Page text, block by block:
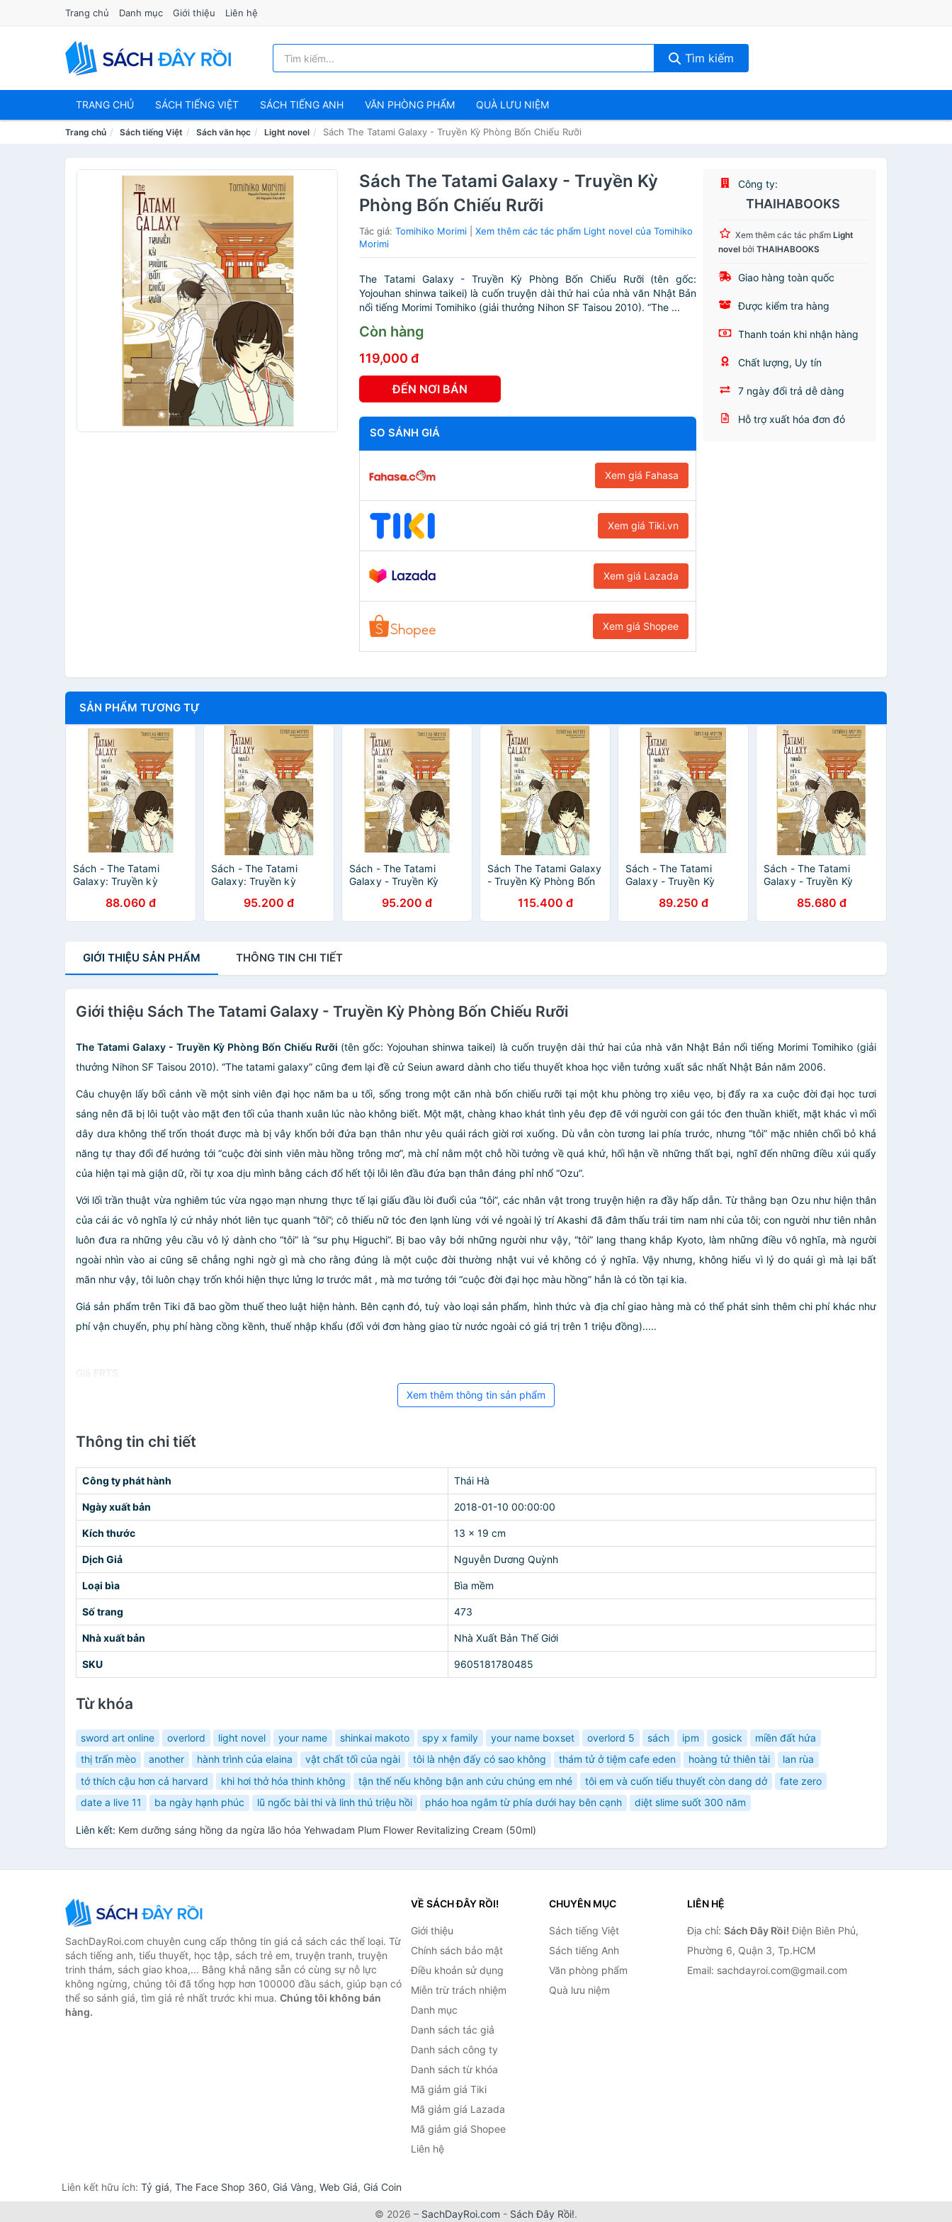
Trang chủ Danh mục Giới thiệu Liên hệ
Tìm kiếm
TRANG CHỦ SÁCH TIẾNG VIỆT SÁCH TIẾNG ANH VĂN PHÒNG PHẨM QUÀ LƯU NIỆM
Trang chủ Sách tiếng Việt Sách văn học Light novel Sách The Tatami Galaxy - Truyền Kỳ Phòng Bốn Chiếu Rưỡi
Sách The Tatami Galaxy - Truyền Kỳ
Phòng Bốn Chiếu Rưỡi
Tác giả:Tomihiko Morimi |Xem thêm các tác phẩm Light novel của Tomihiko
Morimi
The Tatami Galaxy - Truyền Kỳ Phòng Bốn Chiếu Rưỡi (tên gốc:
Yojouhan shinwa taikei) là cuốn truyện dài thứ hai của nhà văn Nhật Bản
nổi tiếng Morimi Tomihiko (giải thưởng Nihon SF Taisou 2010). “The ...
Còn hàng
119,000 đ
ĐẾN NƠI BÁN
SO SÁNH GIÁ
Xem giá Fahasa
Xem giá Tiki.vn
Xem giá Lazada
Xem giá Shopee
Công ty:
THAIHABOOKS
Xem thêm các tác phẩmLight
novel bởiTHAIHABOOKS
Giao hàng toàn quốc
Được kiểm tra hàng
Thanh toán khi nhận hàng
Chất lượng, Uy tín
7 ngày đổi trả dễ dàng
Hỗ trợ xuất hóa đơn đỏ
SẢN PHẨM TƯƠNG TỰ
Sách - The Tatami
Galaxy: Truyền kỳ
88.060 đ
Sách - The Tatami
Galaxy: Truyền kỳ
95.200 đ
Sách - The Tatami
Galaxy - Truyền Kỳ
95.200 đ
Sách The Tatami Galaxy
- Truyền Kỳ Phòng Bốn
115.400 đ
Sách - The Tatami
Galaxy - Truyền Kỳ
Thái Hà Books
89.250 đ
Sách - The Tatami
Galaxy - Truyền Kỳ
85.680 đ
GIỚI THIỆU SẢN PHẨM THÔNG TIN CHI TIẾT
Giới thiệu Sách The Tatami Galaxy - Truyền Kỳ Phòng Bốn Chiếu Rưỡi
The Tatami Galaxy - Truyền Kỳ Phòng Bốn Chiếu Rưỡi (tên gốc: Yojouhan shinwa taikei) là cuốn truyện dài thứ hai của nhà văn Nhật Bản nổi tiếng Morimi Tomihiko (giải
thưởng Nihon SF Taisou 2010). “The tatami galaxy” cũng đem lại đề cử Seiun award dành cho tiểu thuyết khoa học viễn tưởng xuất sắc nhất Nhật Bản năm 2006.
Câu chuyện lấy bối cảnh về một sinh viên đại học năm ba u tối, sống trong một căn nhà bốn chiếu rưỡi tại một khu phòng trọ xiêu vẹo, bị đẩy ra xa cuộc đời đại học tươi
sáng nên đã bị lôi tuột vào mặt đen tối của thanh xuân lúc nào không biết. Một mặt, chàng khao khát tình yêu đẹp đẽ với người con gái tóc đen thuần khiết, mặt khác vì mối
dây dưa không thể trốn thoát được mà bị vây khốn bởi đứa bạn thân như yêu quái rách giời rơi xuống. Dù vẫn còn tương lai phía trước, nhưng “tôi” mặc nhiên chối bỏ khả
năng tự thay đổi để hướng tới “cuộc đời sinh viên màu hồng trông mơ”, mà chỉ nằm một chỗ hồi tưởng về quá khứ, hối hận về những thất bại, nghĩ đến những điều xúi quẩy
của hiện tại mà giận dữ, rồi tự xoa dịu mình bằng cách đổ hết tội lỗi lên đầu đứa bạn thân đáng phỉ nhổ “Ozu”.
Với lối trần thuật vừa nghiêm túc vừa ngạo mạn nhưng thực tế lại giấu đầu lòi đuổi của “tôi”, các nhân vật trong truyện hiện ra đầy hấp dẫn. Từ thằng bạn Ozu như hiện thân
của cái ác vô nghĩa lý cứ nhảy nhót liên tục quanh “tôi”; cô thiếu nữ tóc đen lạnh lùng với vẻ ngoài lý trí Akashi đã đâm thấu trái tim nam nhi của tôi; con người như tiên nhân
luôn đưa ra những yêu cầu vô lý dành cho “tôi” là “sư phụ Higuchi”. Bị bao vây bởi những người như vậy, “tôi” lang thang khắp Kyoto, làm những điều vô nghĩa, mà người
ngoài nhìn vào ai cũng sẽ chẳng nghi ngờ gì mà cho rằng đúng là một cuộc đời thường nhật vui vẻ không có ý nghĩa. Vậy nhưng, không hiểu vì lý do quái gì mà lại bất
mãn như vậy, tôi luôn chạy trốn khỏi hiện thực lửng lơ trước mắt , mà mơ tưởng tới “cuộc đời đại học màu hồng” hẳn là có tồn tại kia.
Giá sản phẩm trên Tiki đã bao gồm thuế theo luật hiện hành. Bên cạnh đó, tuỳ vào loại sản phẩm, hình thức và địa chỉ giao hàng mà có thể phát sinh thêm chi phí khác như
phí vận chuyển, phụ phí hàng cồng kềnh, thuế nhập khẩu (đối với đơn hàng giao từ nước ngoài có giá trị trên 1 triệu đồng).....
Giá FRTS
Xem thêm thông tin sản phẩm
Thông tin chi tiết
Công ty phát hành Thái Hà
Ngày xuất bản 2018-01-10 00:00:00
Kích thước 13 x 19 cm
Dịch Giả Nguyễn Dương Quỳnh
Loại bìa Bìa mềm
Số trang 473
Nhà xuất bản Nhà Xuất Bản Thế Giới
SKU 9605181780485
Từ khóa
sword art online overlord light novel your name shinkai makoto spy x family your name boxset overlord 5 sách ipm gosick
miền đất hứa
thị trấn mèo
another hành trình của elaina vật chất tối của ngài tôi là nhện đấy có sao không thám tử ở tiệm cafe eden hoàng tử thiên tài
lan rùa
tớ thích cậu hơn cả harvard
khi hơi thở hóa thinh không tận thế nếu không bận anh cứu chúng em nhé tôi em và cuốn tiểu thuyết còn dang dở
fate zero
date a live 11
ba ngày hạnh phúc lũ ngốc bài thi và linh thú triệu hồi pháo hoa ngắm từ phía dưới hay bên cạnh diệt slime suốt 300 năm
Liên kết: Kem dưỡng sáng hồng da ngừa lão hóa Yehwadam Plum Flower Revitalizing Cream (50ml)
SachDayRoi.com chuyên cung cấp thông tin giá cả sách các thể loại. Từ
sách tiếng anh, tiểu thuyết, học tập, sách trẻ em, truyện tranh, truyện
trinh thám, sách giao khoa,... Bằng khả năng sẵn có cùng sự nỗ lực
không ngừng, chúng tôi đã tổng hợp hơn 100000 đầu sách, giúp bạn có
thể so sánh giá, tìm giá rẻ nhất trước khi mua. Chúng tôi không bán
hàng.
VỀ SÁCH ĐÂY RỒI!
Giới thiệu
Chính sách bảo mật
Điều khoản sử dụng
Miễn trừ trách nhiệm
Danh mục
Danh sách tác giả
Danh sách công ty
Danh sách từ khóa
Mã giảm giá Tiki
Mã giảm giá Lazada
Mã giảm giá Shopee
Liên hệ
CHUYÊN MỤC
Sách tiếng Việt
Sách tiếng Anh
Văn phòng phẩm
Quà lưu niệm
LIÊN HỆ
Địa chỉ: Sách Đây Rồi! Điện Biên Phủ,
Phường 6, Quận 3, Tp.HCM
Email: sachdayroi.com@gmail.com
Liên kết hữu ích: Tỷ giá, The Face Shop 360, Giá Vàng, Web Giá, Giá Coin
© 2026 – SachDayRoi.com - Sách Đây Rồi!.